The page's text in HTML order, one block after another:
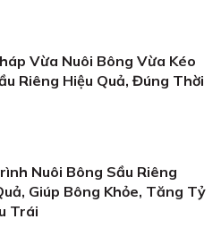
Vừa Nuôi Bông Vừa Kéo
Riêng Hiệu Quả, Đúng Thời
Nuôi Bông Sầu Riêng
Giúp Bông Khỏe, Tăng Tỷ
Trái